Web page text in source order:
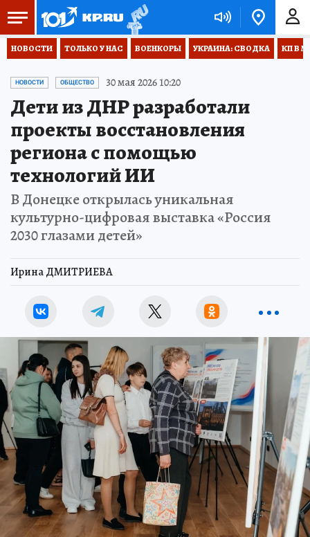
НОВОСТИ ТОЛЬКО У НАС ВОЕНКОРЫ УКРАИНА: СВОДКА КП В
НОВОСТИ ОБЩЕСТВО 30 мая 2026 10:20
Дети из ДНР разработали
проекты восстановления
региона с помощью
технологий ИИ
В Донецке открылась уникальная
культурно-цифровая выставка «Россия
2030 глазами детей»
Ирина ДМИТРИЕВА